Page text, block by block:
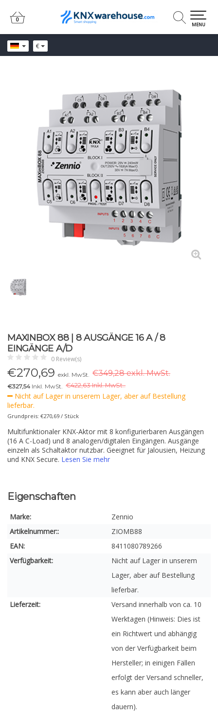
€
0
0
MENU
MAXINBOX 88 | 8 AUSGÄNGE 16 A / 8
EINGÄNGE A/D
0 Review(s)
€270,69 exkl. MwSt. €349,28 exkl. MwSt.
€327,54 Inkl. MwSt. €422,63 Inkl. MwSt..
Nicht auf Lager in unserem Lager, aber auf Bestellung
lieferbar.
Grundpreis: €270,69 / Stück
Multifunktionaler KNX-Aktor mit 8 konfigurierbaren Ausgängen
(16 A C-Load) und 8 analogen/digitalen Eingängen. Ausgänge
einzeln als Schaltaktor nutzbar. Geeignet für Jalousien, Heizung
und KNX Secure. Lesen Sie mehr
Eigenschaften
Marke:
Zennio
Artikelnummer::
ZIOMB88
EAN:
8411080789266
Verfügbarkeit:
Nicht auf Lager in unserem
Lager, aber auf Bestellung
lieferbar.
Lieferzeit:
Versand innerhalb von ca. 10
Werktagen (Hinweis: Dies ist
ein Richtwert und abhängig
von der Verfügbarkeit beim
Hersteller; in einigen Fällen
erfolgt der Versand schneller,
es kann aber auch länger
dauern).